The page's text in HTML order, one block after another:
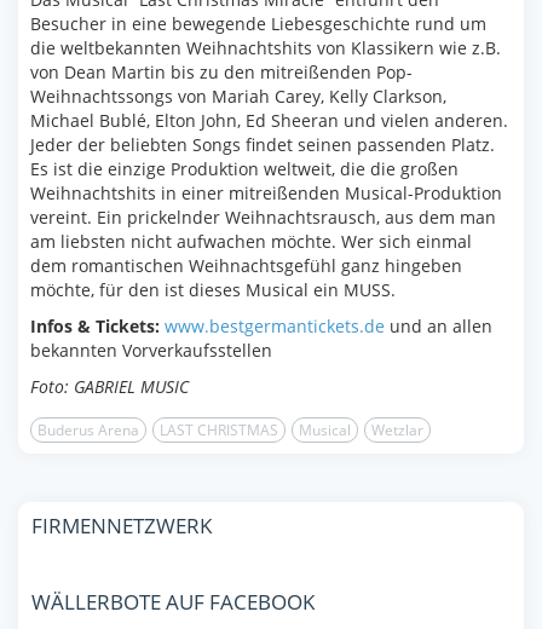
Besucher in eine bewegende Liebesgeschichte rund um
die weltbekannten Weihnachtshits von Klassikern wie z.B.
von Dean Martin bis zu den mitreißenden Pop-
Weihnachtssongs von Mariah Carey, Kelly Clarkson,
Michael Bublé, Elton John, Ed Sheeran und vielen anderen.
Jeder der beliebten Songs findet seinen passenden Platz.
Es ist die einzige Produktion weltweit, die die großen
Weihnachtshits in einer mitreißenden Musical-Produktion
vereint. Ein prickelnder Weihnachtsrausch, aus dem man
am liebsten nicht aufwachen möchte. Wer sich einmal
dem romantischen Weihnachtsgefühl ganz hingeben
möchte, für den ist dieses Musical ein MUSS.
Infos & Tickets: www.bestgermantickets.de und an allen
bekannten Vorverkaufsstellen
Foto: GABRIEL MUSIC
Buderus Arena LAST CHRISTMAS Musical Wetzlar
FIRMENNETZWERK
WÄLLERBOTE AUF FACEBOOK